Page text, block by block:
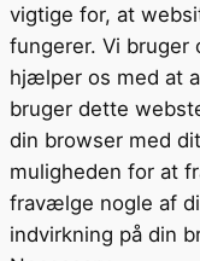
vigtige for, at
fungerer. Vi bruger
hjælper os med at
bruger dette
din browser med
muligheden for at
fravælge nogle af
indvirkning på din